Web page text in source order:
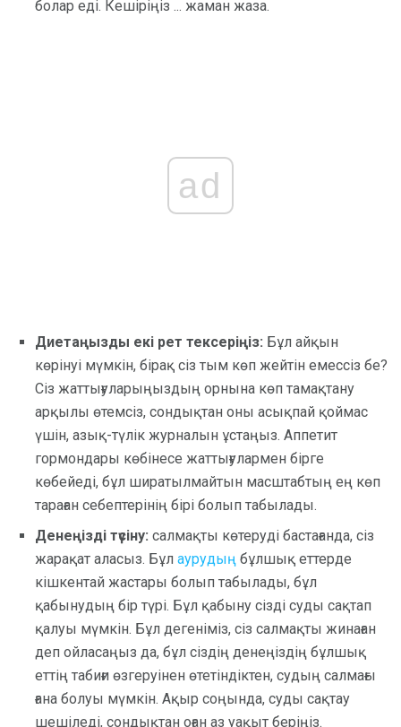
болар еді. Кешіріңіз ... жаман жаза.
ad
Диетаңызды екі рет тексеріңіз: Бұл айқын
көрінуі мүмкін, бірақ сіз тым көп жейтін емессіз бе?
Сіз жаттығуларыңыздың орнына көп тамақтану
арқылы өтемсіз, сондықтан оны асықпай қоймас
үшін, азық-түлік журналын ұстаңыз. Аппетит
гормондары көбінесе жаттығулармен бірге
көбейеді, бұл ширатылмайтын масштабтың ең көп
тараған себептерінің бірі болып табылады.
Денеңізді түсіну: салмақты көтеруді бастағанда, сіз
жарақат аласыз. Бұл аурудың бұлшық еттерде
кішкентай жастары болып табылады, бұл
қабынудың бір түрі. Бұл қабыну сізді суды сақтап
қалуы мүмкін. Бұл дегеніміз, сіз салмақты жинаған
деп ойласаңыз да, бұл сіздің денеңіздің бұлшық
еттің табиғи өзгеруінен өтетіндіктен, судың салмағы
ғана болуы мүмкін. Ақыр соңында, суды сақтау
шешіледі, сондықтан оған аз уақыт беріңіз.